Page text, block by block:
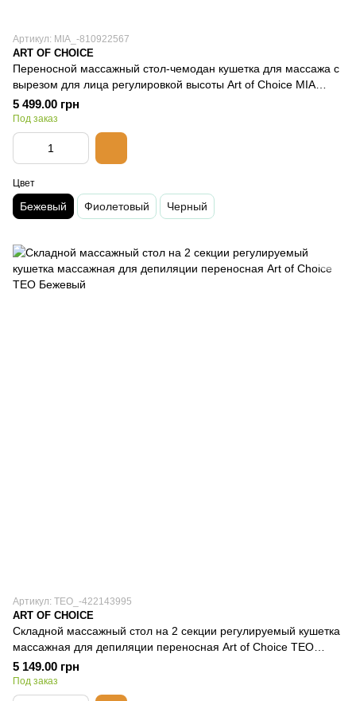
Артикул: MIA_-810922567
ART OF CHOICE
Переносной массажный стол-чемодан кушетка для массажа с
вырезом для лица регулировкой высоты Art of Choice MIA
Бежевый
5 499.00 грн
Под заказ
Цвет
Бежевый Фиолетовый Черный
Артикул: TEO_-422143995
ART OF CHOICE
Складной массажный стол на 2 секции регулируемый кушетка
массажная для депиляции переносная Art of Choice TEO
Бежевый
5 149.00 грн
Под заказ